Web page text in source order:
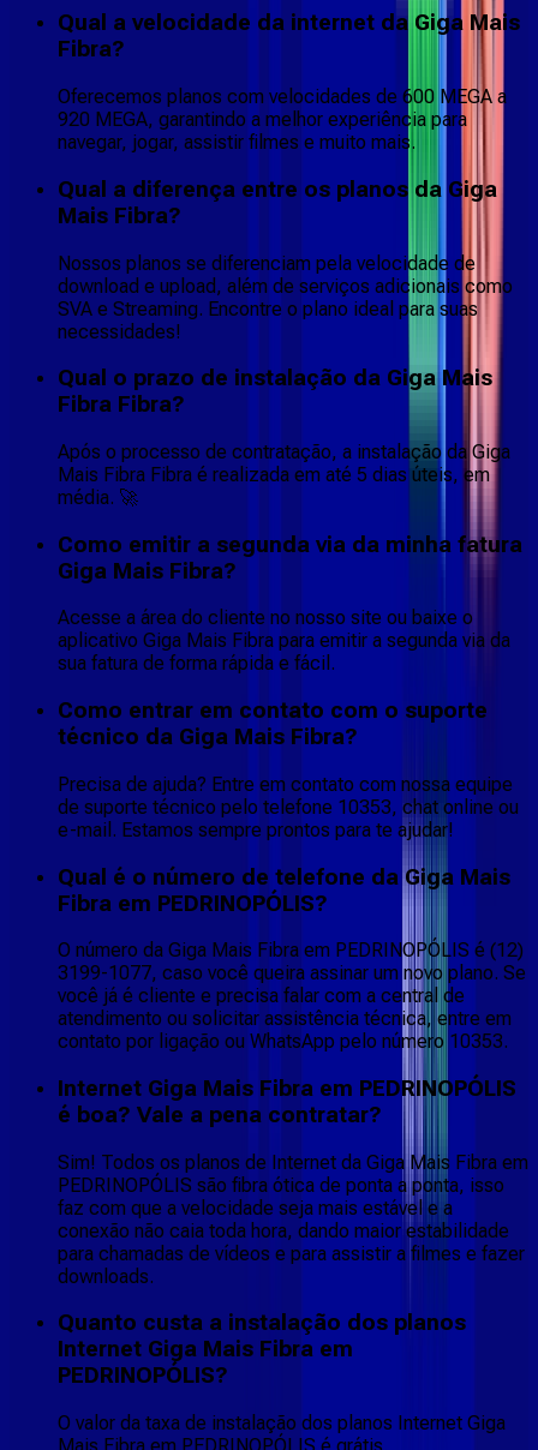
Qual a velocidade da internet da Giga Mais
Fibra?
Oferecemos planos com velocidades de 600 MEGA a
920 MEGA, garantindo a melhor experiência para
navegar, jogar, assistir filmes e muito mais.
Qual a diferença entre os planos da Giga
Mais Fibra?
Nossos planos se diferenciam pela velocidade de
download e upload, além de serviços adicionais como
SVA e Streaming. Encontre o plano ideal para suas
necessidades!
Qual o prazo de instalação da Giga Mais
Fibra Fibra?
Após o processo de contratação, a instalação da Giga
Mais Fibra Fibra é realizada em até 5 dias úteis, em
média. 🚀
Como emitir a segunda via da minha fatura
Giga Mais Fibra?
Acesse a área do cliente no nosso site ou baixe o
aplicativo Giga Mais Fibra para emitir a segunda via da
sua fatura de forma rápida e fácil.
Como entrar em contato com o suporte
técnico da Giga Mais Fibra?
Precisa de ajuda? Entre em contato com nossa equipe
de suporte técnico pelo telefone 10353, chat online ou
e-mail. Estamos sempre prontos para te ajudar!
Qual é o número de telefone da Giga Mais
Fibra em PEDRINOPÓLIS?
O número da Giga Mais Fibra em PEDRINOPÓLIS é (12)
3199-1077, caso você queira assinar um novo plano. Se
você já é cliente e precisa falar com a central de
atendimento ou solicitar assistência técnica, entre em
contato por ligação ou WhatsApp pelo número 10353.
Internet Giga Mais Fibra em PEDRINOPÓLIS
é boa? Vale a pena contratar?
Sim! Todos os planos de Internet da Giga Mais Fibra em
PEDRINOPÓLIS são fibra ótica de ponta a ponta, isso
faz com que a velocidade seja mais estável e a
conexão não caia toda hora, dando maior estabilidade
para chamadas de vídeos e para assistir a filmes e fazer
downloads.
Quanto custa a instalação dos planos
Internet Giga Mais Fibra em
PEDRINOPÓLIS?
O valor da taxa de instalação dos planos Internet Giga